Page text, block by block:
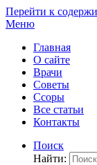
Перейти к
Меню
Главная
О сайте
Врачи
Советы
Ссоры
Все статьи
Контакты
Поиск
Найти: